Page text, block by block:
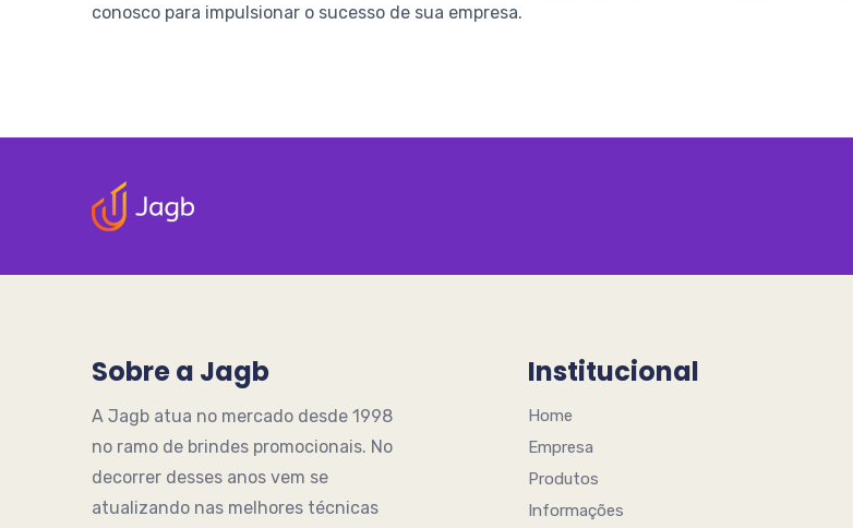
conosco para impulsionar o sucesso de sua empresa.
Sobre a Jagb
A Jagb atua no mercado desde 1998
no ramo de brindes promocionais. No
decorrer desses anos vem se
atualizando nas melhores técnicas
Institucional
Home
Empresa
Produtos
Informações